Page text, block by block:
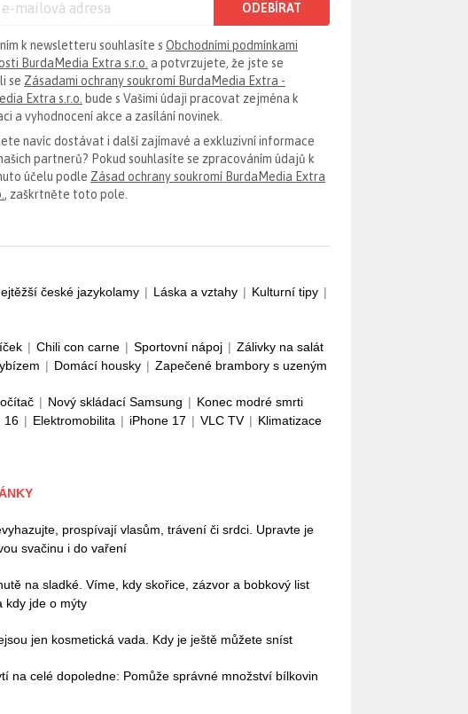
ODEBÍRAT
k newsletteru souhlasíte s Obchodními podmínkami
BurdaMedia Extra s.r.o. a potvrzujete, že jste se
se Zásadami ochrany soukromí BurdaMedia Extra -
Extra s.r.o. bude s Vašimi údaji pracovat zejména k
a vyhodnocení akce a zasílání novinek.
navíc dostávat i další zajímavé a exkluzivní informace
partnerů? Pokud souhlasíte se zpracováním údajů k
účelu podle Zásad ochrany soukromí BurdaMedia Extra
, zaškrtněte toto pole.
české jazykolamy | Láska a vztahy | Kulturní tipy |
| Chili con carne | Sportovní nápoj | Zálivky na salát
| Domácí housky | Zapečené brambory s uzeným
| Nový skládací Samsung | Konec modré smrti
16 | Elektromobilita | iPhone 17 | VLC TV | Klimatizace
prospívají vlasům, trávení či srdci. Upravte je
svačinu i do vaření
na sladké. Víme, kdy skořice, zázvor a bobkový list
kdy jde o mýty
jen kosmetická vada. Kdy je ještě můžete sníst
na celé dopoledne: Pomůže správné množství bílkovin